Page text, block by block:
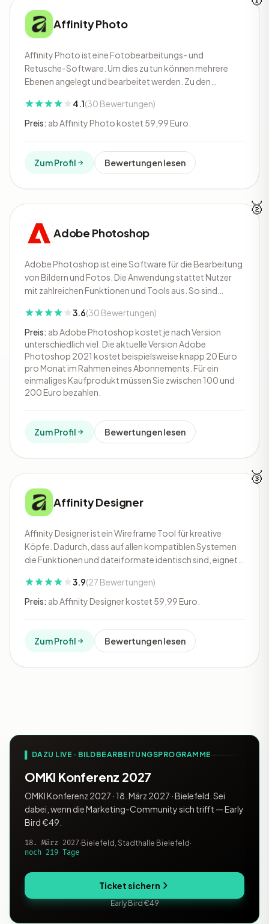
Affinity Photo
Affinity Photo ist eine Fotobearbeitungs- und
Retusche-Software. Um dies zu tun können mehrere
Ebenen angelegt und bearbeitet werden. Zu den
anderem die RAW-Bearbeitung, HDR-Kombination,
Montage von Panoramabildern und die Bearbeitung von
4.1(30 Bewertungen)
Preis: ab Affinity Photo kostet 59,99 Euro.
Zum Profil Bewertungen lesen
🥈
Adobe Photoshop
Adobe Photoshop ist eine Software für die Bearbeitung
von Bildern und Fotos. Die Anwendung stattet Nutzer
mit zahlreichen Funktionen und Tools aus. So sind
Zeichnungen zu kreieren und Poster zu erstellen. Farben
lassen sich anpassen und Makel auf Fotogr
3.6(30 Bewertungen)
Preis: ab Adobe Photoshop kostet je nach Version
unterschiedlich viel. Die aktuelle Version Adobe
Photoshop 2021 kostet beispielsweise knapp 20 Euro
pro Monat im Rahmen eines Abonnements. Für ein
einmaliges Kaufprodukt müssen Sie zwischen 100 und
200 Euro bezahlen.
Zum Profil Bewertungen lesen
🥉
Affinity Designer
Affinity Designer ist ein Wireframe Tool für kreative
Köpfe. Dadurch, dass auf allen kompatiblen Systemen
die Funktionen und dateiformate identisch sind, eignet
Die notwendigen Tools können über eine Werkzeugliste
ausgewählt werden.
3.9(27 Bewertungen)
Preis: ab Affinity Designer kostet 59,99 Euro.
Zum Profil Bewertungen lesen
▌ DAZU LIVE · BILDBEARBEITUNGSPROGRAMME
OMKI Konferenz 2027
OMKI Konferenz 2027 · 18. März 2027 · Bielefeld. Sei
dabei, wenn die Marketing-Community sich trifft — Early
Bird €49.
18. März 2027· Bielefeld, Stadthalle Bielefeld ·
noch 219 Tage
Ticket sichern
Early Bird €49